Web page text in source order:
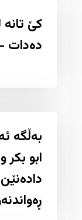
کێ
دەدات
بەڵگە
ابو